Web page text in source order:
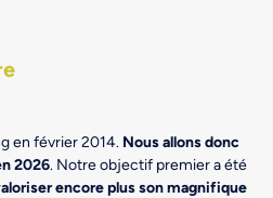
en février 2014. Nous allons donc
2026. Notre objectif premier a été
encore plus son magnifique